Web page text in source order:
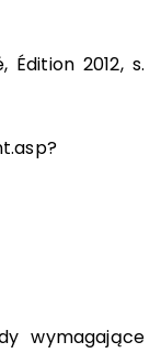
2012, s.
wymagające